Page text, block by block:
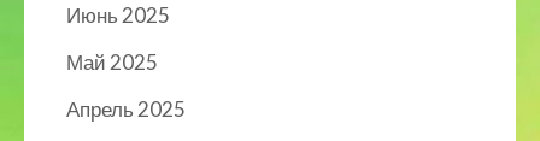
Июнь 2025
Май 2025
Апрель 2025